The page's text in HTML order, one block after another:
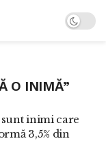
O INIMĂ”
inimi care
3,5% din